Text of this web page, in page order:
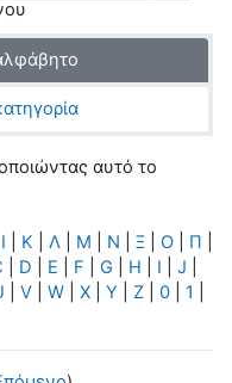
αυτό το
Ι Κ Λ Μ Ν Ξ Ο Π
D E F G H I J
V W X Y Z 0 1